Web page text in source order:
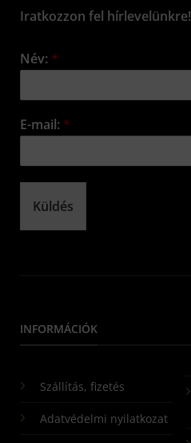
Iratkozzon fel hírlevelünkre!
Név: *
E-mail: *
Küldés
INFORMÁCIÓK
Szállítás, fizetés
Adatvédelmi nyilatkozat